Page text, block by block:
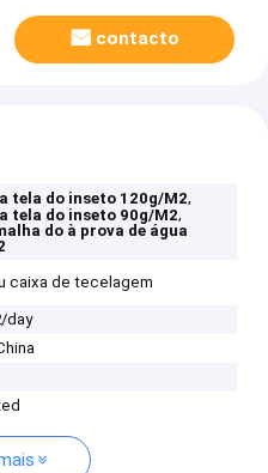
contacto
tela do inseto 120g/M2,
tela do inseto 90g/M2,
do à prova de água
caixa de tecelagem
day